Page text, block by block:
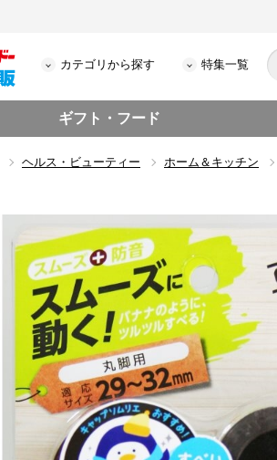
カテゴリから探す 特集一覧
ギフト・フード
ヘルス・ビューティー ホーム＆キッチン